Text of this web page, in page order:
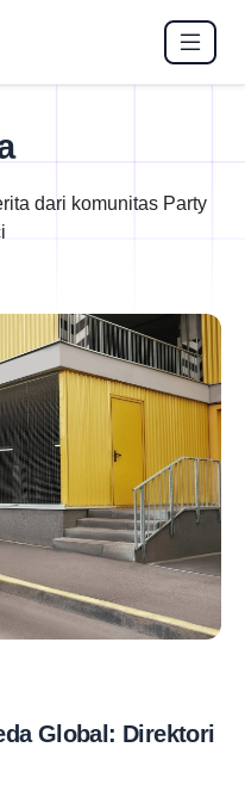
dari komunitas Party
Global: Direktori